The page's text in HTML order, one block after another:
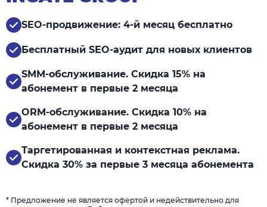
SEO-продвижение: 4-й месяц бесплатно
Бесплатный SEO-аудит для новых клиентов
SMM-обслуживание. Скидка 15% на
абонемент в первые 2 месяца
ORM-обслуживание. Скидка 10% на
абонемент в первые 2 месяца
Таргетированная и контекстная реклама.
Скидка 30% за первые 3 месяца абонемента
* Предложение не является офертой и недействительно для